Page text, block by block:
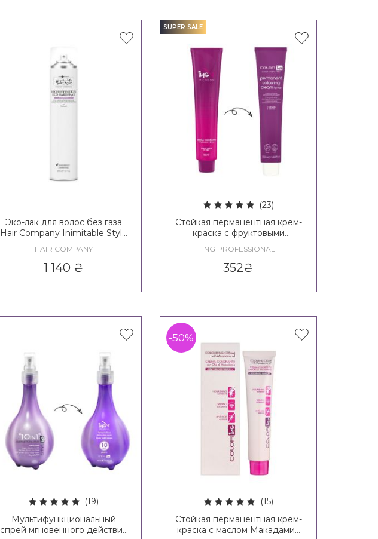
Эко-лак для волос без газа
Hair Company Inimitable Style
Hypershape High Definition
Eco-Hairspray No Gas
HAIR COMPANY
1 140 ₴
SUPER SALE
(23)
Стойкая перманентная крем-
краска с фруктовыми
With Fruit Acids
ING PROFESSIONAL
352₴
(19)
Мультифункциональный
спрей мгновенного действия
-50%
(15)
Стойкая перманентная крем-
краска с маслом Макадамии